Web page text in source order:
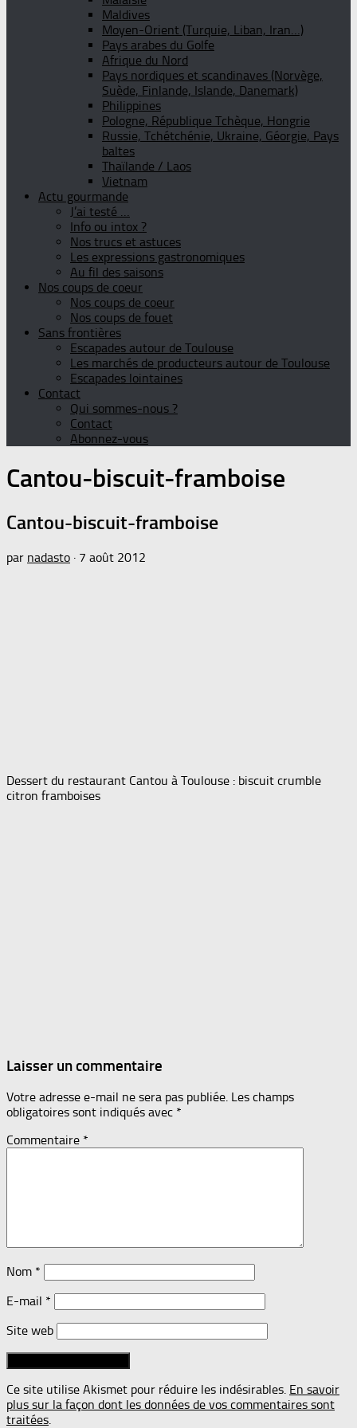
Maldives
Moyen-Orient (Turquie, Liban, Iran…)
Pays arabes du Golfe
Afrique du Nord
Pays nordiques et scandinaves (Norvège,
Suède, Finlande, Islande, Danemark)
Philippines
Pologne, République Tchèque, Hongrie
Russie, Tchétchénie, Ukraine, Géorgie, Pays
baltes
Thaïlande / Laos
Vietnam
Actu gourmande
J’ai testé …
Info ou intox ?
Nos trucs et astuces
Les expressions gastronomiques
Au fil des saisons
Nos coups de coeur
Nos coups de coeur
Nos coups de fouet
Sans frontières
Escapades autour de Toulouse
Les marchés de producteurs autour de Toulouse
Escapades lointaines
Contact
Qui sommes-nous ?
Contact
Abonnez-vous
Cantou-biscuit-framboise
Cantou-biscuit-framboise
par nadasto · 7 août 2012
Dessert du restaurant Cantou à Toulouse : biscuit crumble
citron framboises
Laisser un commentaire
Votre adresse e-mail ne sera pas publiée. Les champs
obligatoires sont indiqués avec *
Commentaire *
Nom *
E-mail *
Site web
Ce site utilise Akismet pour réduire les indésirables. En savoir
plus sur la façon dont les données de vos commentaires sont
traitées.